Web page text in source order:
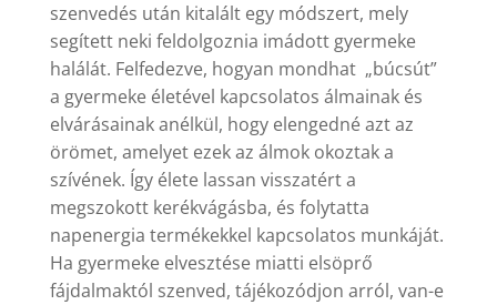
szenvedés után kitalált egy módszert, mely
segített neki feldolgoznia imádott gyermeke
halálát. Felfedezve, hogyan mondhat „búcsút”
a gyermeke életével kapcsolatos álmainak és
elvárásainak anélkül, hogy elengedné azt az
örömet, amelyet ezek az álmok okoztak a
szívének. Így élete lassan visszatért a
megszokott kerékvágásba, és folytatta
napenergia termékekkel kapcsolatos munkáját.
Ha gyermeke elvesztése miatti elsöprő
fájdalmaktól szenved, tájékozódjon arról, van-e